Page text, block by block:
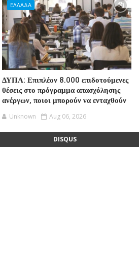
ΕΛΛΑΔΑ
ΔΥΠΑ: Επιπλέον 8.000 επιδοτούμενες
θέσεις στο πρόγραμμα απασχόλησης
ανέργων, ποιοι μπορούν να ενταχθούν
Unknown Aug 06, 2026
DISQUS